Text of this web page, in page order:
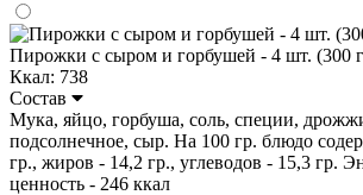
Пирожки с сыром и горбушей - 4 шт. (300
Ккал: 738
Состав
Мука, яйцо, горбуша, соль, специи,
подсолнечное, сыр. На 100 гр. блюдо
гр., жиров - 14,2 гр., углеводов - 15,3 гр.
ценность - 246 ккал